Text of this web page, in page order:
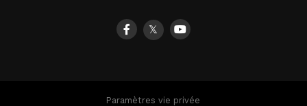
𝕏
Paramètres vie privée